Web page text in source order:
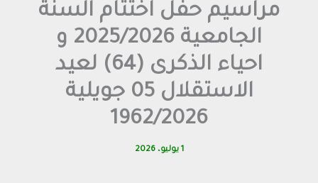
مراسيم حفل اختتام السنة
الجامعية 2025/2026 و
احياء الذكرى (64) لعيد
الاستقلال 05 جويلية
1962/2026
1 يوليو، 2026